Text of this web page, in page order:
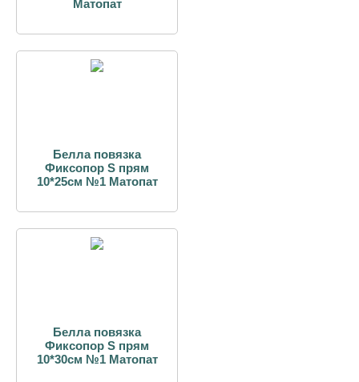
Матопат
Белла повязка
Фиксопор S прям
10*25см №1 Матопат
Белла повязка
Фиксопор S прям
10*30см №1 Матопат